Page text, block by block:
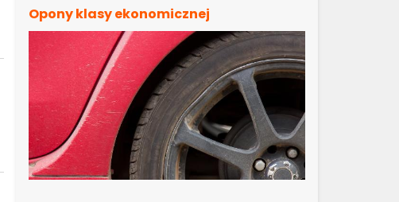
Opony klasy ekonomicznej